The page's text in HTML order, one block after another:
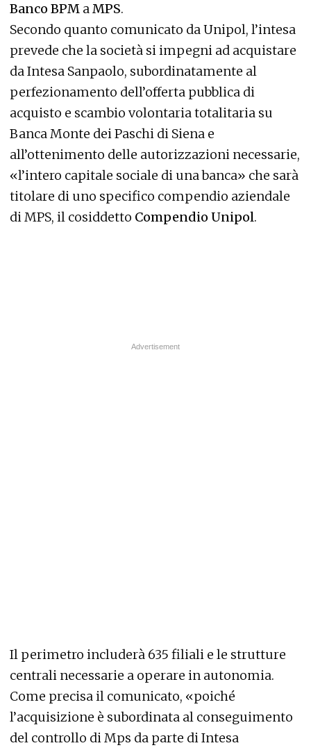
Banco BPM aMPS.
Secondo quanto comunicato da Unipol, l’intesa
prevede che la società si impegni ad acquistare
da Intesa Sanpaolo, subordinatamente al
perfezionamento dell’offerta pubblica di
acquisto e scambio volontaria totalitaria su
Banca Monte dei Paschi di Siena e
all’ottenimento delle autorizzazioni necessarie,
«l’intero capitale sociale di una banca» che sarà
titolare di uno specifico compendio aziendale
di MPS, il cosiddetto Compendio Unipol.
Il perimetro includerà 635 filiali e le strutture
centrali necessarie a operare in autonomia.
Come precisa il comunicato, «poiché
l’acquisizione è subordinata al conseguimento
del controllo di Mps da parte di Intesa